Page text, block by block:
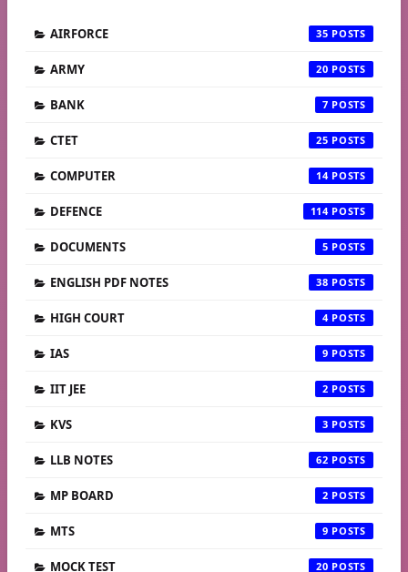
AIRFORCE 35
ARMY 20
BANK 7
CTET 25
COMPUTER 14
DEFENCE 114
DOCUMENTS 5
ENGLISH PDF NOTES 38
HIGH COURT 4
IAS 9
IIT JEE 2
KVS 3
LLB NOTES 62
MP BOARD 2
MTS 9
MOCK TEST 20